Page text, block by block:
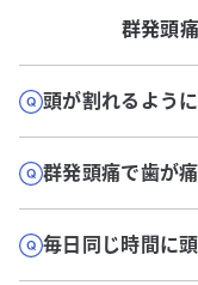
群発頭痛
頭が割れるよう
群発頭痛で歯が
毎日同じ時間に